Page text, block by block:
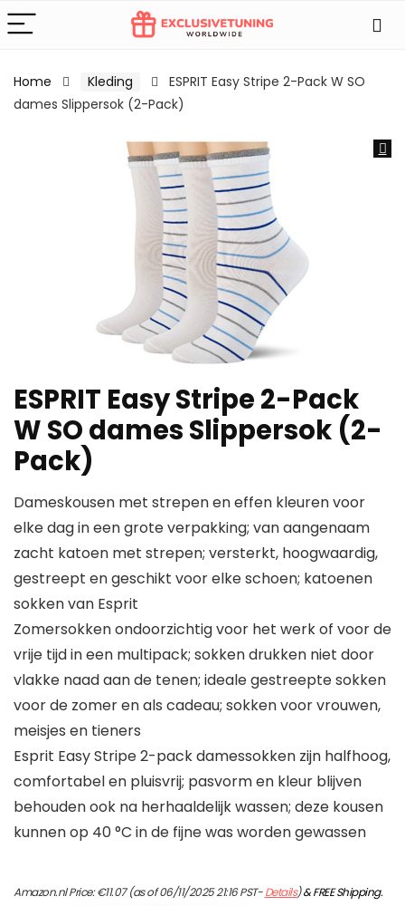
Home Kleding
ESPRIT Easy Stripe 2-Pack W SO
dames Slippersok (2-Pack)
ESPRIT Easy Stripe 2-Pack
W SO dames Slippersok (2-
Pack)
Dameskousen met strepen en effen kleuren voor
elke dag in een grote verpakking; van aangenaam
zacht katoen met strepen; versterkt, hoogwaardig,
gestreept en geschikt voor elke schoen; katoenen
sokken van Esprit
Zomersokken ondoorzichtig voor het werk of voor de
vrije tijd in een multipack; sokken drukken niet door
vlakke naad aan de tenen; ideale gestreepte sokken
voor de zomer en als cadeau; sokken voor vrouwen,
meisjes en tieners
Esprit Easy Stripe 2-pack damessokken zijn halfhoog,
comfortabel en pluisvrij; pasvorm en kleur blijven
behouden ook na herhaaldelijk wassen; deze kousen
kunnen op 40 °C in de fijne was worden gewassen
Amazon.nl Price:€11.07(as of 06/11/2025 21:16 PST-Details)&FREE Shipping.